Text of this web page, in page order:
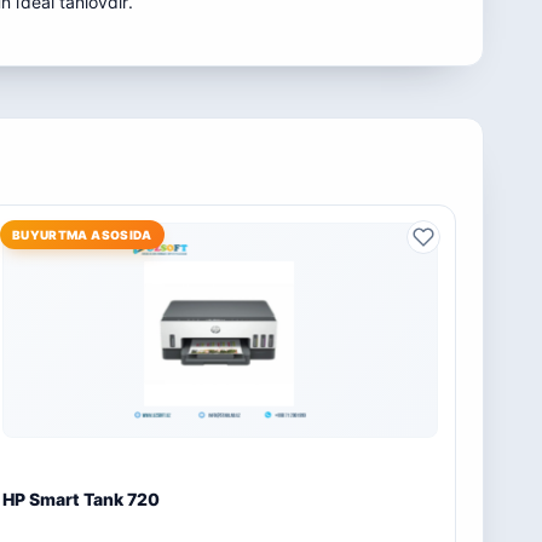
BUYURTMA ASOSIDA
HP Smart Tank 720